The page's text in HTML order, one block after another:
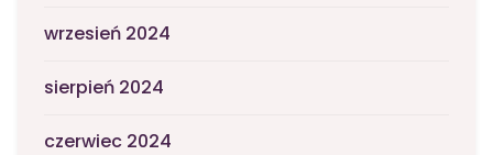
wrzesień 2024
sierpień 2024
czerwiec 2024